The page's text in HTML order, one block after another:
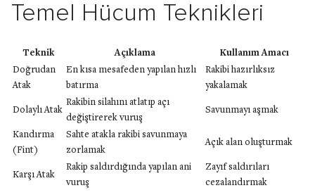
Temel Hücum Teknikleri
Teknik Açıklama
Kullanım Amacı
Doğrudan
Atak
En kısa mesafeden yapılan hızlı
batırma
Rakibi hazırlıksız
yakalamak
Dolaylı Atak
Rakibin silahını atlatıp açı
değiştirerek vuruş
Savunmayı aşmak
Kandırma
(Fint)
Sahte atakla rakibi savunmaya
zorlamak
Açık alan oluşturmak
Karşı Atak
Rakip saldırdığında yapılan ani
vuruş
Zayıf saldırıları
cezalandırmak